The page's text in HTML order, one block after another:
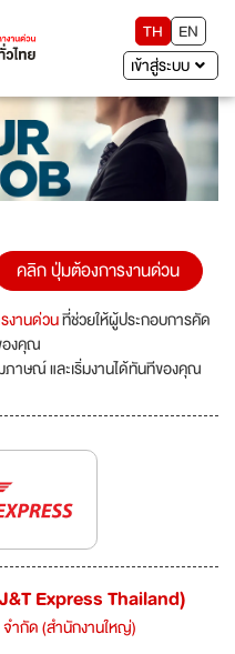
TH
EN
เข้าสู่ระบบ
คลิก ปุ่มต้องการงานด่วน
งานด่วนที่ช่วยให้ผู้ประกอบการคัด
องคุณ
าษณ์ และเริ่มงานได้ทันทีของคุณ
Express Thailand)
จำกัด (สำนักงานใหญ่)